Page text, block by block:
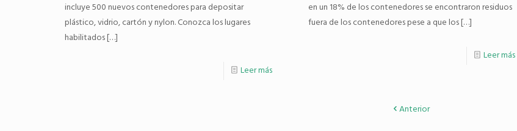
incluye 500 nuevos contenedores para depositar
plástico, vidrio, cartón y nylon. Conozca los lugares
habilitados[…]
Leer más
en un 18% de los contenedores se encontraron residuos
fuera de los contenedores pese a que los[…]
Leer más
Anterior